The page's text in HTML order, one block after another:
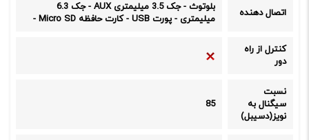
اتصال دهنده بلوتوث -جک 3.5 میلیمتری AUX -
جک 6.3
میلیمتری -پورت USB -کارت حافظه Micro SD -
کنترل از راه
دور
نسبت
سیگنال به
نویز(دسیبل)
85